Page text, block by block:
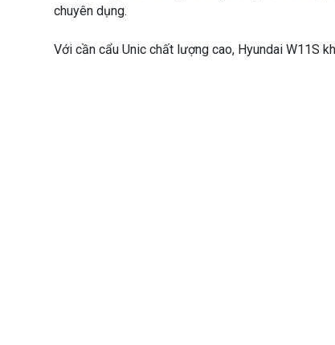
chuyên dụng.
Với cần cẩu Unic chất lượng cao, Hyundai W11S